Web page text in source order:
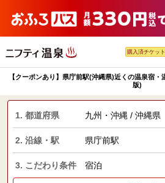
購入済チケッ
【クーポンあり】県庁前駅(沖縄県)近くの温泉宿
版)
1. 都道府県 九州・沖縄 / 沖縄県
2. 沿線・駅 県庁前駅
3. こだわり条件 宿泊